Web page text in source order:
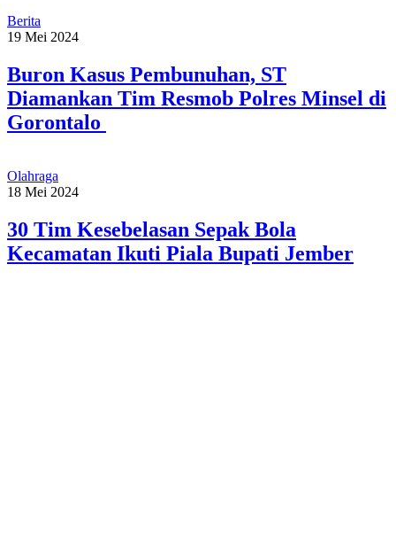
Berita
19 Mei 2024
Buron Kasus Pembunuhan, ST
Diamankan Tim Resmob Polres Minsel di
Gorontalo
Olahraga
18 Mei 2024
30 Tim Kesebelasan Sepak Bola
Kecamatan Ikuti Piala Bupati Jember